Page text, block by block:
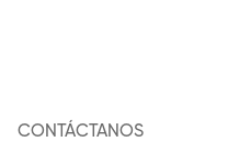
CONTÁCTANOS